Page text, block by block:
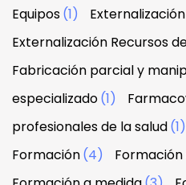
Equipos(1)
Externalización Recursos
Fabricación parcial y
especializado(1)
profesionales de la salud(1)
Formación(4)